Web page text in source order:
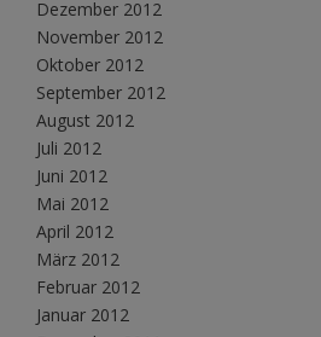
Dezember 2012
November 2012
Oktober 2012
September 2012
August 2012
Juli 2012
Juni 2012
Mai 2012
April 2012
März 2012
Februar 2012
Januar 2012